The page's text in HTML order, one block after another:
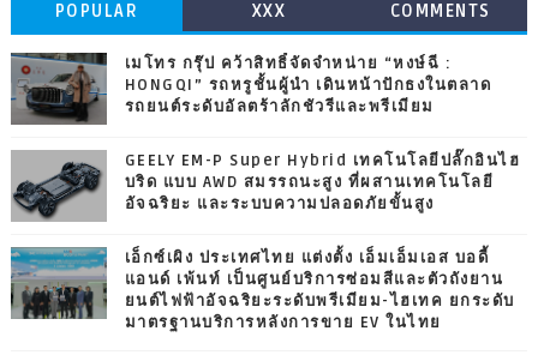
POPULAR XXX COMMENTS
เมโทร กรุ๊ป คว้าสิทธิ์จัดจำหน่าย “หงษ์ฉี :
HONGQI” รถหรูชั้นผู้นำ เดินหน้าปักธงในตลาด
รถยนต์ระดับอัลตร้าลักชัวรีและพรีเมียม
GEELY EM-P Super Hybrid เทคโนโลยีปลั๊กอินไฮ
บริด แบบ AWD สมรรถนะสูง ที่ผสานเทคโนโลยี
อัจฉริยะ และระบบความปลอดภัยขั้นสูง
เอ็กซ์เผิง ประเทศไทย แต่งตั้ง เอ็มเอ็มเอส บอดี้
แอนด์ เพ้นท์ เป็นศูนย์บริการซ่อมสีและตัวถังยาน
ยนต์ไฟฟ้าอัจฉริยะระดับพรีเมียม-ไฮเทค ยกระดับ
มาตรฐานบริการหลังการขาย EV ในไทย